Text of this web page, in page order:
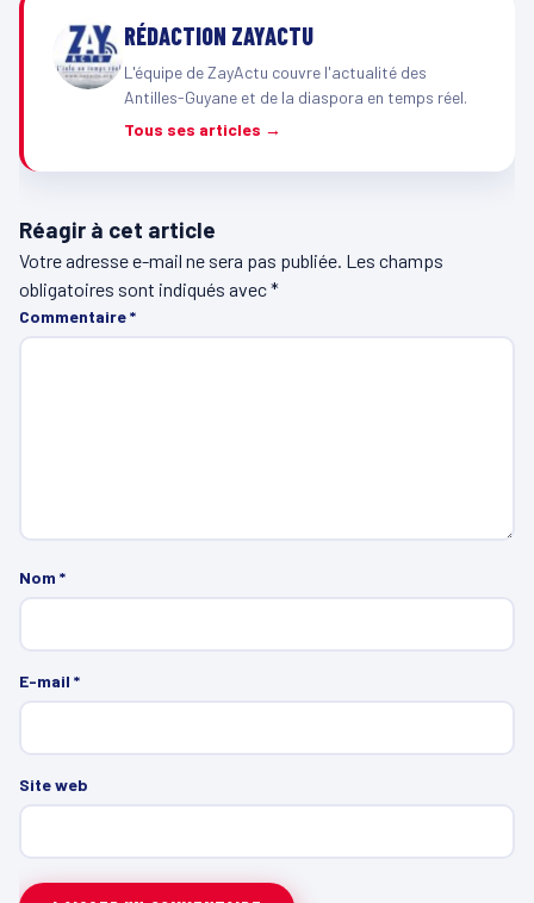
RÉDACTION ZAYACTU
L'équipe de ZayActu couvre l'actualité des
Antilles-Guyane et de la diaspora en temps réel.
Tous ses articles →
Réagir à cet article
Votre adresse e-mail ne sera pas publiée. Les champs
obligatoires sont indiqués avec*
Commentaire*
Nom *
E-mail *
Site web